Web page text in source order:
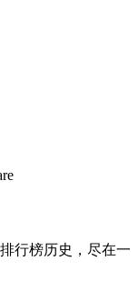
行榜历史，尽在一